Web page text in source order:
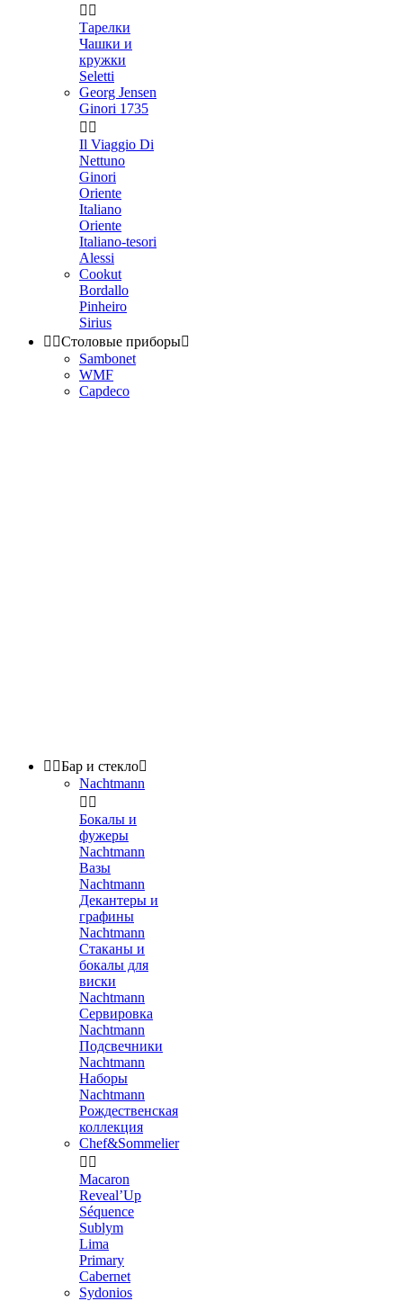
 
Тарелки
Чашки и
кружки
Seletti
Georg Jensen
Ginori 1735
 
Il Viaggio Di
Nettuno
Ginori
Oriente
Italiano
Oriente
Italiano-tesori
Alessi
Cookut
Bordallo
Pinheiro
Sirius
 Столовые приборы
Sambonet
WMF
Capdeco
 Бар и стекло
Nachtmann
 
Бокалы и
фужеры
Nachtmann
Вазы
Nachtmann
Декантеры и
графины
Nachtmann
Стаканы и
бокалы для
виски
Nachtmann
Сервировка
Nachtmann
Подсвечники
Nachtmann
Наборы
Nachtmann
Рождественская
коллекция
Chef&Sommelier
 
Macaron
Reveal’Up
Séquence
Sublym
Lima
Primary
Cabernet
Sydonios